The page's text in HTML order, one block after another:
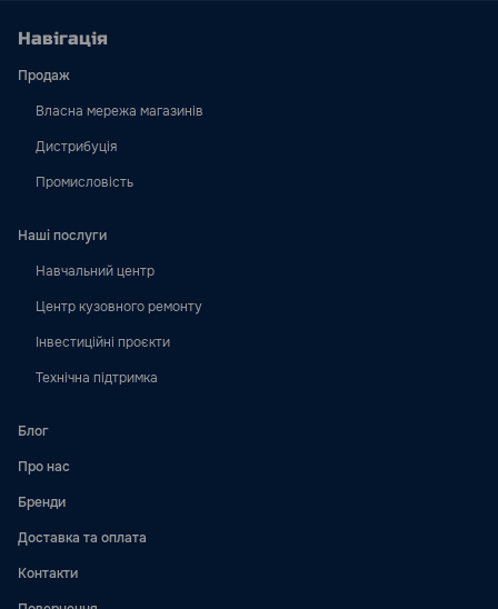
Навігація
Продаж
Власна мережа магазинів
Дистрибуція
Промисловість
Наші послуги
Навчальний центр
Центр кузовного ремонту
Інвестиційні проєкти
Технічна підтримка
Блог
Про нас
Бренди
Доставка та оплата
Контакти